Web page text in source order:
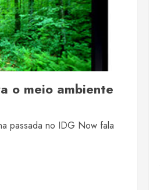
o meio ambiente
passada no IDG Now fala